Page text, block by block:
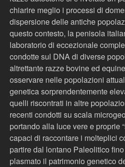
chiarire meglio i processi di
dispersione delle antiche
questo contesto, la penisola
laboratorio di eccezionale
condotte sul DNA di diverse
altrettante razze bovine ed
osservare nelle popolazioni
genetica sorprendentemente
quelli riscontrati in altre
recenti condotti su scala
portando alla luce vere e proprie
capaci di raccontare i molteplici
partire dal lontano Paleolitico
plasmato il patrimonio genetico